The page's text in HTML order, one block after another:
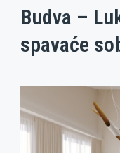
Budva –
spavaće